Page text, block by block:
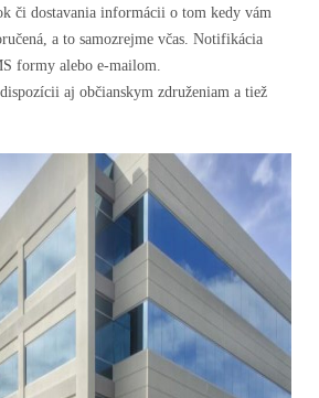
či dostavania informácii o tom kedy vám
a to samozrejme včas. Notifikácia
formy alebo e-mailom.
aj občianskym združeniam a tiež